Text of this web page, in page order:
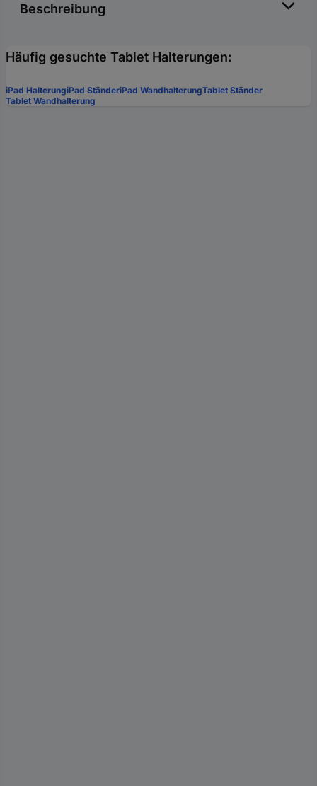
Beschreibung
Häufig gesuchte Tablet Halterungen:
iPad HalterungiPad StänderiPad WandhalterungTablet Ständer
Tablet Wandhalterung